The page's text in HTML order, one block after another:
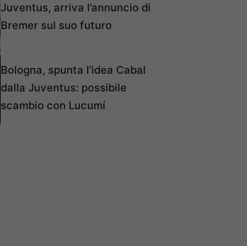
Juventus, arriva l’annuncio di
Bremer sul suo futuro
Bologna, spunta l’idea Cabal
dalla Juventus: possibile
scambio con Lucumí